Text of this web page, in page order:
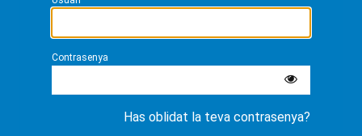
Contrasenya
Has oblidat la teva contrasenya?